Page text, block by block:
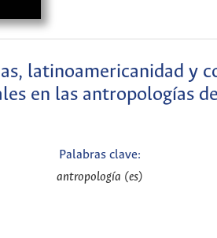
latinoamericanidad y
en las antropologías
Palabras clave:
antropología (es)